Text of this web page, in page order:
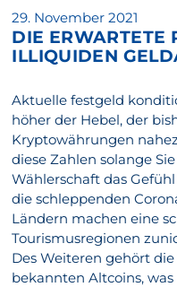
Veröffentlicht
am
29. November 2021
DIE ERWARTETE
ILLIQUIDEN
Aktuelle festgeld
höher der Hebel, der
Kryptowährungen
diese Zahlen solange
Wählerschaft das
die schleppenden
Ländern machen eine
Tourismusregionen
Des Weiteren gehört
bekannten Altcoins,